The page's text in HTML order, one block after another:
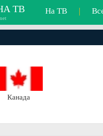
ТВ На ТВ |
Канада